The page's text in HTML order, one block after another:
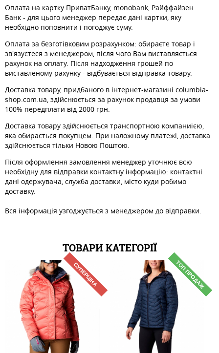
Оплата на картку ПриватБанку, monobank, Райффайзен
Банк - для цього менеджер передає дані картки, яку
необхідно поповнити і погоджує суму.
Оплата за безготівковим розрахунком: обираєте товар і
зв'язуєтеся з менеджером, після чого Вам виставляється
рахунок на оплату. Після надходження грошей по
виставленому рахунку - відбувається відправка товару.
Доставка товару, придбаного в інтернет-магазині columbia-
shop.com.ua, здійснюється за рахунок продавця за умови
100% передплати від 2000 грн.
Доставка товару здійснюється транспортною компаниією,
яка обирається покупцем. При наложному платежі, доставка
здійснюється тільки Новою Поштою.
Після оформлення замовлення менеджер уточнює всю
необхідну для відправки контактну інформацію: контактні
дані одержувача, служба доставки, місто куди робимо
доставку.
Вся інформація узгоджується з менеджером до відправки.
ТОВАРИ КАТЕГОРІЇ
СУПЕРЦІНА ТОП ПРОДАЖ